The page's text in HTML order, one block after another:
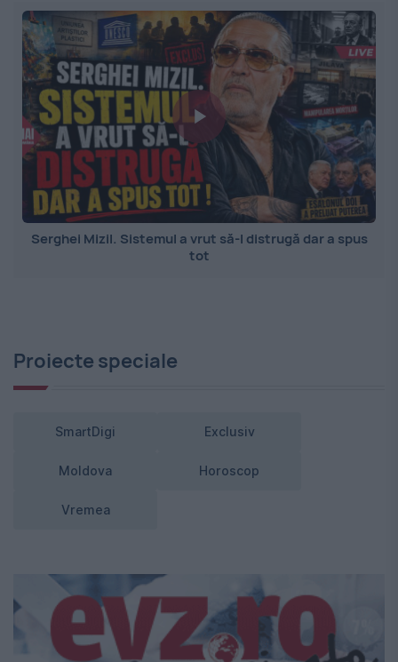
Serghei Mizil. Sistemul a vrut să-l distrugă dar a spus
tot
Proiecte speciale
SmartDigi Exclusiv
Moldova Horoscop
Vremea